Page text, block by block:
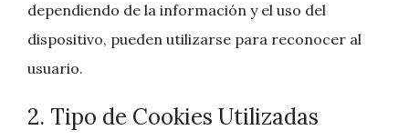
dependiendo de la información y el uso del
dispositivo, pueden utilizarse para reconocer al
usuario.
2. Tipo de Cookies Utilizadas